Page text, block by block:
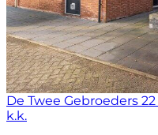
De Twee Gebroeders 22
k.k.